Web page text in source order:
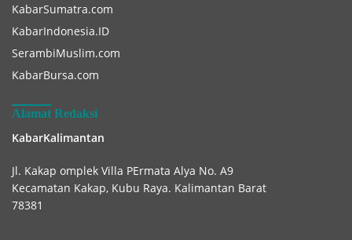
KabarSumatra.com
KabarIndonesia.ID
SerambiMuslim.com
KabarBursa.com
Alamat Redaksi
KabarKalimantan
Jl. Kakap omplek Villa PErmata Alya No. A9
Kecamatan Kakap, Kubu Raya. Kalimantan Barat
78381